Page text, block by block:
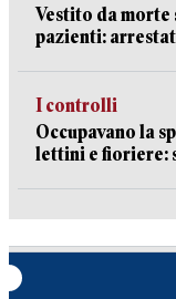
Vestito da morte
pazienti:
I controlli
Occupavano la
lettini e fioriere: